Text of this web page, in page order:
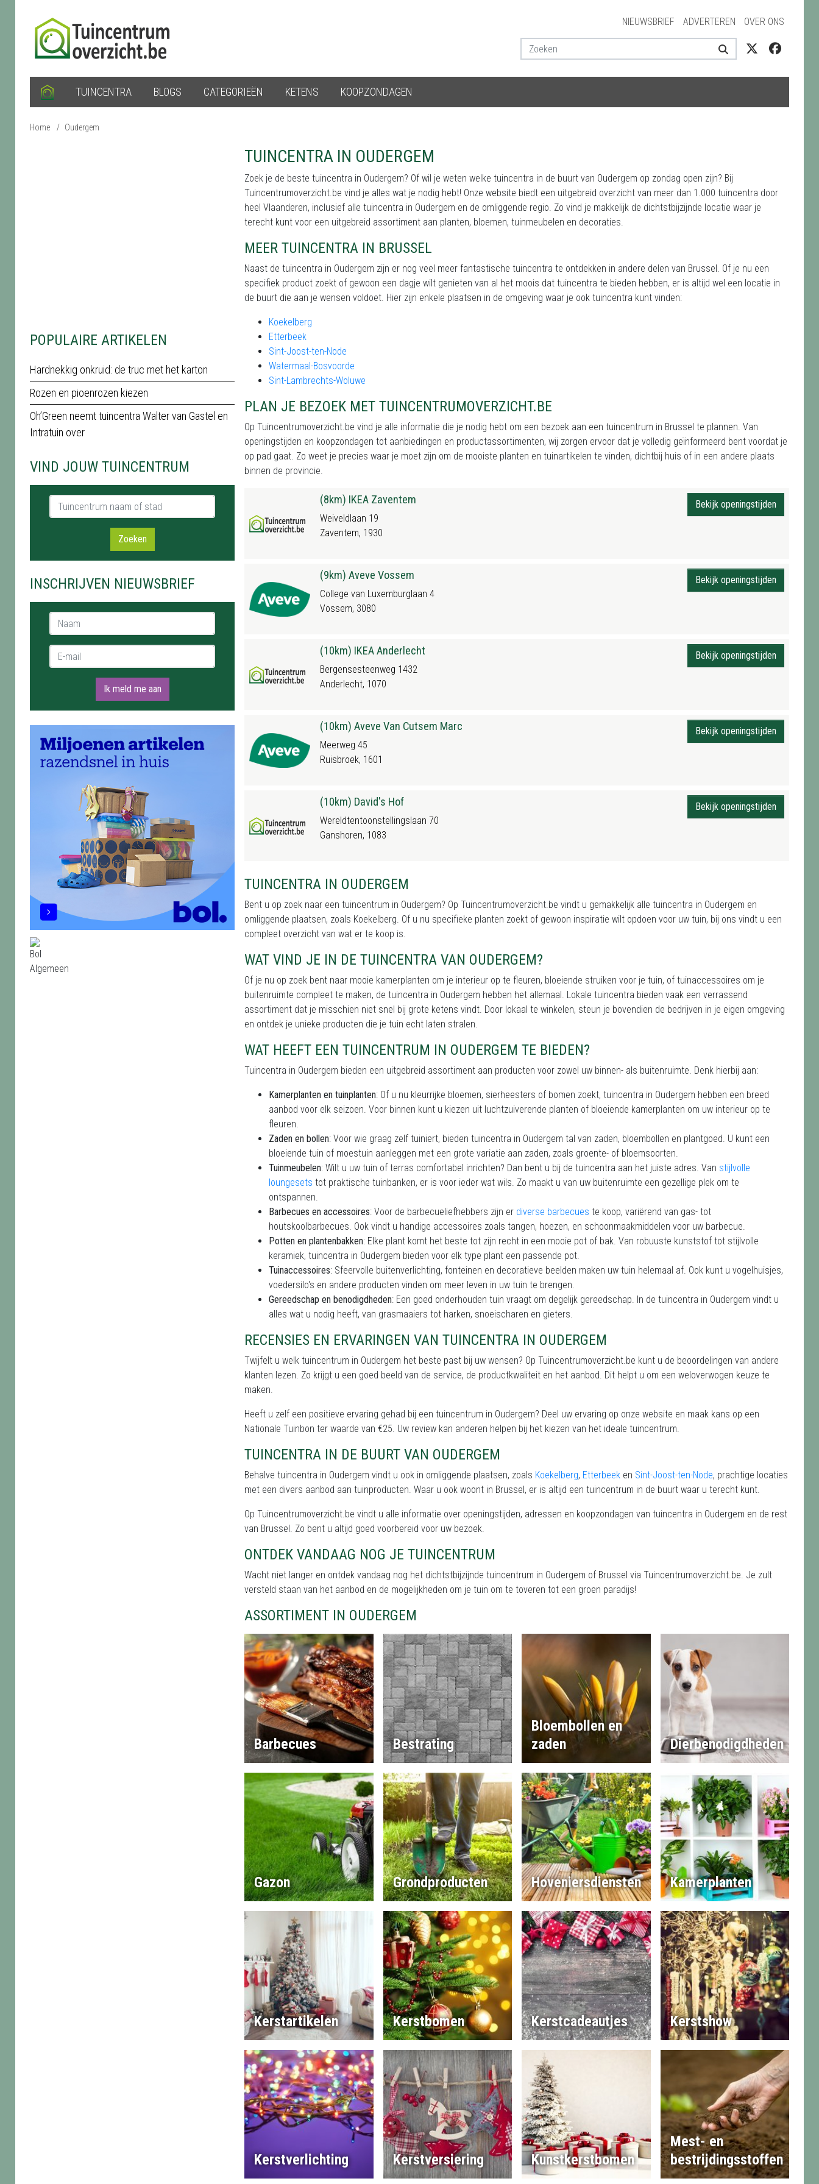
NIEUWSBRIEF ADVERTEREN OVER ONS
TUINCENTRA BLOGS CATEGORIEËN KETENS KOOPZONDAGEN
Home / Oudergem
POPULAIRE ARTIKELEN
Hardnekkig onkruid: de truc met het karton
Rozen en pioenrozen kiezen
Oh’Green neemt tuincentra Walter van Gastel en
Intratuin over
VIND JOUW TUINCENTRUM
Tuincentrum naam of stad
Zoeken
INSCHRIJVEN NIEUWSBRIEF
Naam *
E-mail *
Ik meld me aan
TUINCENTRA IN OUDERGEM
Zoek je de beste tuincentra in Oudergem? Of wil je weten welke tuincentra in de buurt van Oudergem op zondag open zijn? Bij
Tuincentrumoverzicht.be vind je alles wat je nodig hebt! Onze website biedt een uitgebreid overzicht van meer dan 1.000 tuincentra door
heel Vlaanderen, inclusief alle tuincentra in Oudergem en de omliggende regio. Zo vind je makkelijk de dichtstbijzijnde locatie waar je
terecht kunt voor een uitgebreid assortiment aan planten, bloemen, tuinmeubelen en decoraties.
MEER TUINCENTRA IN BRUSSEL
Naast de tuincentra in Oudergem zijn er nog veel meer fantastische tuincentra te ontdekken in andere delen van Brussel. Of je nu een
specifiek product zoekt of gewoon een dagje wilt genieten van al het moois dat tuincentra te bieden hebben, er is altijd wel een locatie in
de buurt die aan je wensen voldoet. Hier zijn enkele plaatsen in de omgeving waar je ook tuincentra kunt vinden:
Koekelberg
Etterbeek
Sint-Joost-ten-Node
Watermaal-Bosvoorde
Sint-Lambrechts-Woluwe
PLAN JE BEZOEK MET TUINCENTRUMOVERZICHT.BE
Op Tuincentrumoverzicht.be vind je alle informatie die je nodig hebt om een bezoek aan een tuincentrum in Brussel te plannen. Van
openingstijden en koopzondagen tot aanbiedingen en productassortimenten, wij zorgen ervoor dat je volledig geïnformeerd bent voordat je
op pad gaat. Zo weet je precies waar je moet zijn om de mooiste planten en tuinartikelen te vinden, dichtbij huis of in een andere plaats
binnen de provincie.
(8km) IKEA Zaventem
Weiveldlaan 19
Zaventem, 1930
Bekijk openingstijden
(9km) Aveve Vossem
College van Luxemburglaan 4
Vossem, 3080
Bekijk openingstijden
(10km) IKEA Anderlecht
Bergensesteenweg 1432
Anderlecht, 1070
Bekijk openingstijden
(10km) Aveve Van Cutsem Marc
Meerweg 45
Ruisbroek, 1601
Bekijk openingstijden
(10km) David's Hof
Wereldtentoonstellingslaan 70
Ganshoren, 1083
Bekijk openingstijden
TUINCENTRA IN OUDERGEM
Bent u op zoek naar een tuincentrum in Oudergem? Op Tuincentrumoverzicht.be vindt u gemakkelijk alle tuincentra in Oudergem en
omliggende plaatsen, zoals Koekelberg. Of u nu specifieke planten zoekt of gewoon inspiratie wilt opdoen voor uw tuin, bij ons vindt u een
compleet overzicht van wat er te koop is.
WAT VIND JE IN DE TUINCENTRA VAN OUDERGEM?
Of je nu op zoek bent naar mooie kamerplanten om je interieur op te fleuren, bloeiende struiken voor je tuin, of tuinaccessoires om je
buitenruimte compleet te maken, de tuincentra in Oudergem hebben het allemaal. Lokale tuincentra bieden vaak een verrassend
assortiment dat je misschien niet snel bij grote ketens vindt. Door lokaal te winkelen, steun je bovendien de bedrijven in je eigen omgeving
en ontdek je unieke producten die je tuin echt laten stralen.
WAT HEEFT EEN TUINCENTRUM IN OUDERGEM TE BIEDEN?
Tuincentra in Oudergem bieden een uitgebreid assortiment aan producten voor zowel uw binnen- als buitenruimte. Denk hierbij aan:
Kamerplanten en tuinplanten: Of u nu kleurrijke bloemen, sierheesters of bomen zoekt, tuincentra in Oudergem hebben een breed
aanbod voor elk seizoen. Voor binnen kunt u kiezen uit luchtzuiverende planten of bloeiende kamerplanten om uw interieur op te
fleuren.
Zaden en bollen: Voor wie graag zelf tuiniert, bieden tuincentra in Oudergem tal van zaden, bloembollen en plantgoed. U kunt een
bloeiende tuin of moestuin aanleggen met een grote variatie aan zaden, zoals groente- of bloemsoorten.
Tuinmeubelen: Wilt u uw tuin of terras comfortabel inrichten? Dan bent u bij de tuincentra aan het juiste adres. Van stijlvolle
loungesets tot praktische tuinbanken, er is voor ieder wat wils. Zo maakt u van uw buitenruimte een gezellige plek om te
ontspannen.
Barbecues en accessoires: Voor de barbecueliefhebbers zijn er diverse barbecues te koop, variërend van gas- tot
houtskoolbarbecues. Ook vindt u handige accessoires zoals tangen, hoezen, en schoonmaakmiddelen voor uw barbecue.
Potten en plantenbakken: Elke plant komt het beste tot zijn recht in een mooie pot of bak. Van robuuste kunststof tot stijlvolle
keramiek, tuincentra in Oudergem bieden voor elk type plant een passende pot.
Tuinaccessoires: Sfeervolle buitenverlichting, fonteinen en decoratieve beelden maken uw tuin helemaal af. Ook kunt u vogelhuisjes,
voedersilo's en andere producten vinden om meer leven in uw tuin te brengen.
Gereedschap en benodigdheden: Een goed onderhouden tuin vraagt om degelijk gereedschap. In de tuincentra in Oudergem vindt u
alles wat u nodig heeft, van grasmaaiers tot harken, snoeischaren en gieters.
RECENSIES EN ERVARINGEN VAN TUINCENTRA IN OUDERGEM
Twijfelt u welk tuincentrum in Oudergem het beste past bij uw wensen? Op Tuincentrumoverzicht.be kunt u de beoordelingen van andere
klanten lezen. Zo krijgt u een goed beeld van de service, de productkwaliteit en het aanbod. Dit helpt u om een weloverwogen keuze te
maken.
Heeft u zelf een positieve ervaring gehad bij een tuincentrum in Oudergem? Deel uw ervaring op onze website en maak kans op een
Nationale Tuinbon ter waarde van €25. Uw review kan anderen helpen bij het kiezen van het ideale tuincentrum.
TUINCENTRA IN DE BUURT VAN OUDERGEM
Behalve tuincentra in Oudergem vindt u ook in omliggende plaatsen, zoals Koekelberg, Etterbeek en Sint-Joost-ten-Node, prachtige locaties
met een divers aanbod aan tuinproducten. Waar u ook woont in Brussel, er is altijd een tuincentrum in de buurt waar u terecht kunt.
Op Tuincentrumoverzicht.be vindt u alle informatie over openingstijden, adressen en koopzondagen van tuincentra in Oudergem en de rest
van Brussel. Zo bent u altijd goed voorbereid voor uw bezoek.
ONTDEK VANDAAG NOG JE TUINCENTRUM
Wacht niet langer en ontdek vandaag nog het dichtstbijzijnde tuincentrum in Oudergem of Brussel via Tuincentrumoverzicht.be. Je zult
versteld staan van het aanbod en de mogelijkheden om je tuin om te toveren tot een groen paradijs!
ASSORTIMENT IN OUDERGEM
Barbecues Bestrating
Bloembollen en
zaden
Dierbenodigdheden
Gazon Grondproducten Hoveniersdiensten Kamerplanten
Kerstartikelen Kerstbomen Kerstcadeautjes Kerstshow
Kerstverlichting Kerstversiering Kunstkerstbomen
Mest- en
bestrijdingsstoffen